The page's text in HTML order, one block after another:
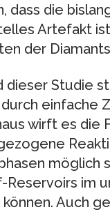
dass die
Artefakt
der
dieser Studie
einfache
wirft es die
möglich
Reservoirs im
können. Auch